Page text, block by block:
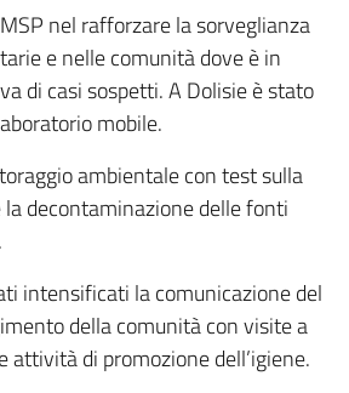
nel rafforzare la sorveglianza
e nelle comunità dove è in
di casi sospetti. A Dolisie è stato
mobile.
ambientale con test sulla
la decontaminazione delle fonti
intensificati la comunicazione del
della comunità con visite a
attività di promozione dell’igiene.